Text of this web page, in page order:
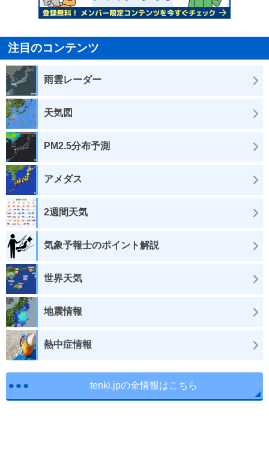
注目のコンテンツ
雨雲レーダー
天気図
PM2.5分布予測
アメダス
2週間天気
気象予報士のポイント解説
世界天気
地震情報
熱中症情報
tenki.jpの全情報はこちら